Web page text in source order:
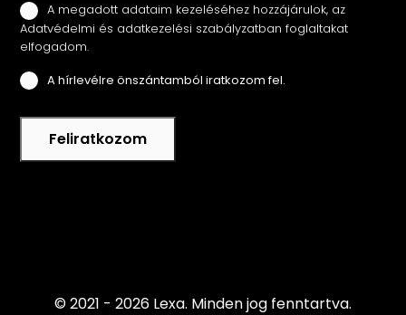
A megadott adataim kezeléséhez hozzájárulok, az
Adatvédelmi és adatkezelési szabályzatban foglaltakat
elfogadom.
A hírlevélre önszántamból iratkozom fel.
Feliratkozom
© 2021 - 2026 Lexa. Minden jog fenntartva.